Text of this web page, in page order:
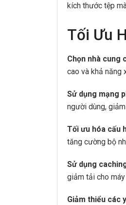
kích thước tệp
Tối Ưu
Chọn nhà cung
cao và khả năng
Sử dụng mạng
người dùng,
Tối ưu hóa cấu
tăng cường bộ
Sử dụng
giảm tải cho
Giảm thiểu các